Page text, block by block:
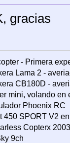
gracias
- Primera
Lama 2 -
CB180D -
mini, volando en
Phoenix RC
450 SPORT V2
Copterx 2003
9ch